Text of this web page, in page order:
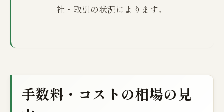
社・取引の状況によります。
手数料・コストの相場の見